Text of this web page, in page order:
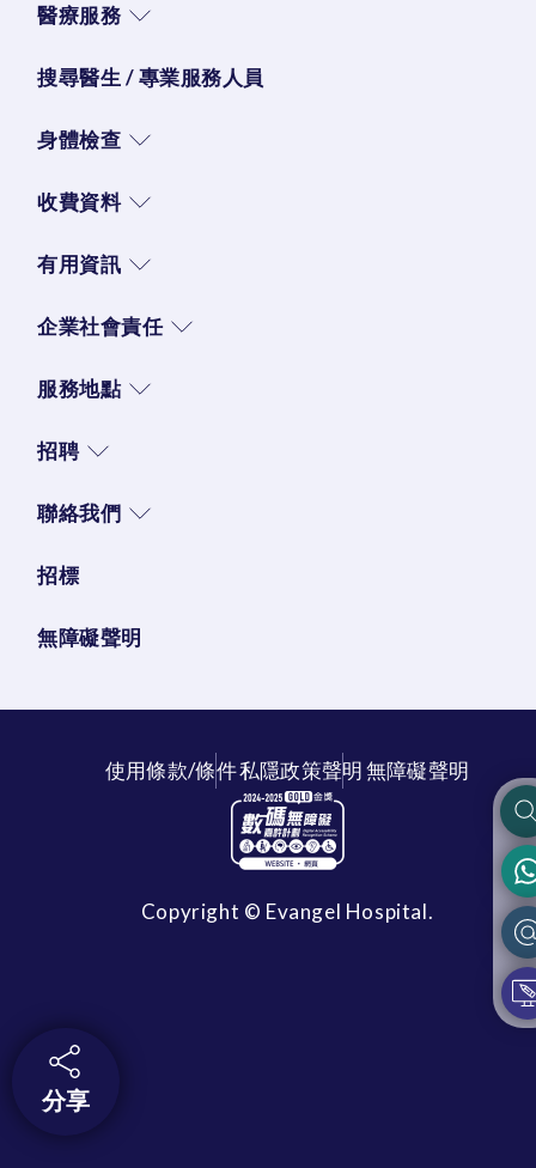
醫療服務
搜尋醫生 / 專業服務人員
身體檢查
收費資料
有用資訊
企業社會責任
服務地點
招聘
聯絡我們
招標
無障礙聲明
使用條款/條件私隱政策聲明無障礙聲明
Copyright © Evangel Hospital.
分享